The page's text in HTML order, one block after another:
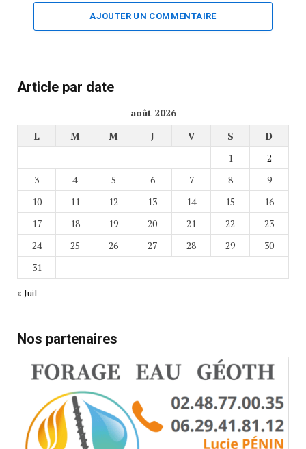
AJOUTER UN COMMENTAIRE
Article par date
août 2026
L
M M J V S
D
1
2
3
4 5 6 7 8
9
10
11 12 13 14 15
16
17
18 19 20 21 22
23
24
25 26 27 28 29
30
31
« Juil
Nos partenaires